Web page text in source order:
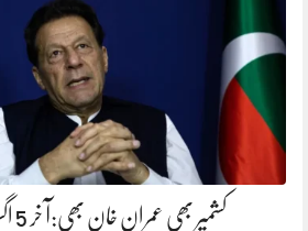
کشمیر بھی عمران خان بھی:آ خر 5 اگست ہی کیوں؟